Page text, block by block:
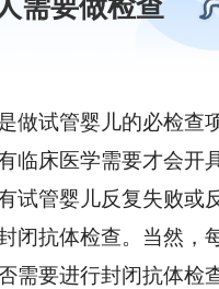
做试管婴儿的必检查
临床医学需要才会开
试管婴儿反复失败或
闭抗体检查。当然，
需要进行封闭抗体检